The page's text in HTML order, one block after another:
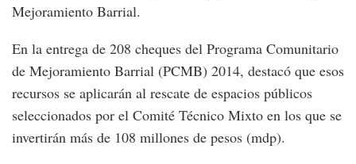
Mejoramiento Barrial.
En la entrega de 208 cheques del Programa Comunitario
de Mejoramiento Barrial (PCMB) 2014, destacó que esos
recursos se aplicarán al rescate de espacios públicos
seleccionados por el Comité Técnico Mixto en los que se
invertirán más de 108 millones de pesos (mdp).